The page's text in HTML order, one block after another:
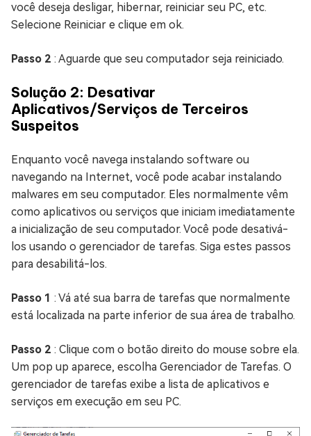
você deseja desligar, hibernar, reiniciar seu PC, etc.
Selecione Reiniciar e clique em ok.
Passo 2 : Aguarde que seu computador seja reiniciado.
Solução 2: Desativar
Aplicativos/Serviços de Terceiros
Suspeitos
Enquanto você navega instalando software ou
navegando na Internet, você pode acabar instalando
malwares em seu computador. Eles normalmente vêm
como aplicativos ou serviços que iniciam imediatamente
a inicialização de seu computador. Você pode desativá-
los usando o gerenciador de tarefas. Siga estes passos
para desabilitá-los.
Passo 1 : Vá até sua barra de tarefas que normalmente
está localizada na parte inferior de sua área de trabalho.
Passo 2 : Clique com o botão direito do mouse sobre ela.
Um pop up aparece, escolha Gerenciador de Tarefas. O
gerenciador de tarefas exibe a lista de aplicativos e
serviços em execução em seu PC.